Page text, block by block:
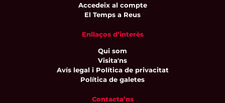
Accedeix al compte
El Temps a Reus
Enllaços d’interès
Qui som
Visita'ns
Avís legal i Política de privacitat
Política de galetes
Contacta’ns